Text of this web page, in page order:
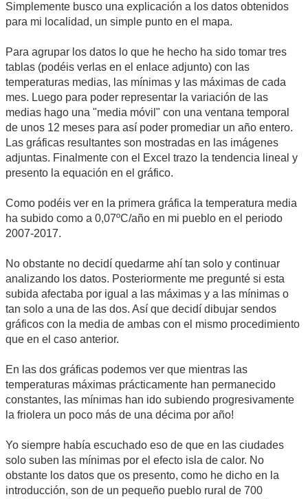
Simplemente busco una explicación a los datos obtenidos
para mi localidad, un simple punto en el mapa.
Para agrupar los datos lo que he hecho ha sido tomar tres
tablas (podéis verlas en el enlace adjunto) con las
temperaturas medias, las mínimas y las máximas de cada
mes. Luego para poder representar la variación de las
medias hago una "media móvil" con una ventana temporal
de unos 12 meses para así poder promediar un año entero.
Las gráficas resultantes son mostradas en las imágenes
adjuntas. Finalmente con el Excel trazo la tendencia lineal y
presento la equación en el gráfico.
Como podéis ver en la primera gráfica la temperatura media
ha subido como a 0,07ºC/año en mi pueblo en el periodo
2007-2017.
No obstante no decidí quedarme ahí tan solo y continuar
analizando los datos. Posteriormente me pregunté si esta
subida afectaba por igual a las máximas y a las mínimas o
tan solo a una de las dos. Así que decidí dibujar sendos
gráficos con la media de ambas con el mismo procedimiento
que en el caso anterior.
En las dos gráficas podemos ver que mientras las
temperaturas máximas prácticamente han permanecido
constantes, las mínimas han ido subiendo progresivamente
la friolera un poco más de una décima por año!
Yo siempre había escuchado eso de que en las ciudades
solo suben las mínimas por el efecto isla de calor. No
obstante los datos que os presento, como he dicho en la
introducción, son de un pequeño pueblo rural de 700